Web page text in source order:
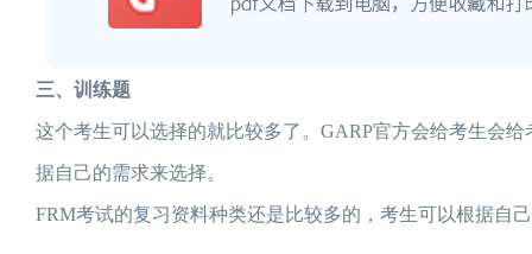
三、训练题
这个考生可以选择的就比较多了。GARP官方会给考生会
据自己的需求来选择。
FRM考试的复习资料种类还是比较多的，考生可以根据自